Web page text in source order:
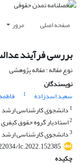
صفحه اصلی مرور
بررسی فرآیند
نوع مقاله : مقاله پژوهشی
نویسندگان
سعید اسدزاده
1
1 دانشجوی کارشناسی ارشد
2استادیار گروه حقوق
3دانشجوی کارشناسی ارشد
lc.2022.152385
چکیده